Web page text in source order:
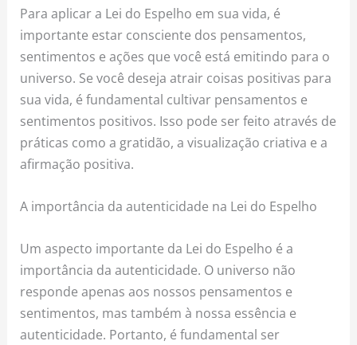
Para aplicar a Lei do Espelho em sua vida, é
importante estar consciente dos pensamentos,
sentimentos e ações que você está emitindo para o
universo. Se você deseja atrair coisas positivas para
sua vida, é fundamental cultivar pensamentos e
sentimentos positivos. Isso pode ser feito através de
práticas como a gratidão, a visualização criativa e a
afirmação positiva.
A importância da autenticidade na Lei do Espelho
Um aspecto importante da Lei do Espelho é a
importância da autenticidade. O universo não
responde apenas aos nossos pensamentos e
sentimentos, mas também à nossa essência e
autenticidade. Portanto, é fundamental ser